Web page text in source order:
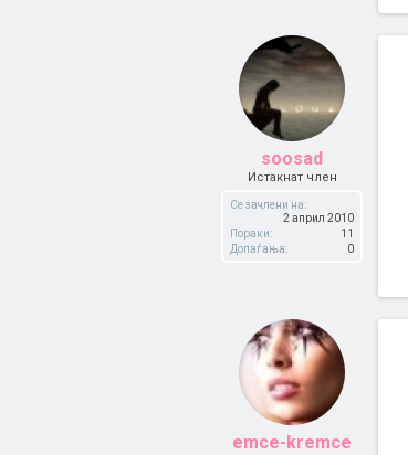
soosad
Истакнат член
Се зачлени на:
2 април 2010
Пораки:
11
Допаѓања:
0
emce-kremce